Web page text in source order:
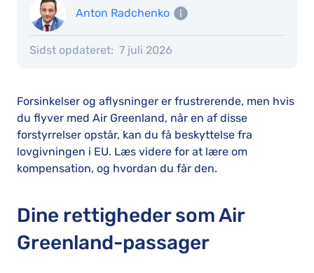
Anton Radchenko
Sidst opdateret: 7 juli 2026
Forsinkelser og aflysninger er frustrerende, men hvis
du flyver med Air Greenland, når en af disse
forstyrrelser opstår, kan du få beskyttelse fra
lovgivningen i EU. Læs videre for at lære om
kompensation, og hvordan du får den.
Dine rettigheder som Air
Greenland-passager